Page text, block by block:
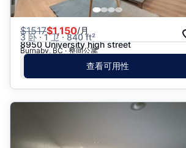
$1517$1,150/月
3 卧 · 1 卫 · 840 ft²
8950 University high street
Burnaby, BC · 整间公寓
查看可用性